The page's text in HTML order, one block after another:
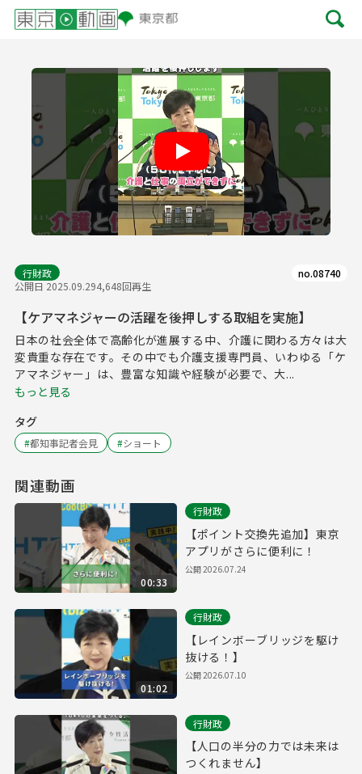
Play
行財政
公開日 2025.09.294,648回再生
no.08740
【ケアマネジャーの活躍を後押しする取組を実施】
日本の社会全体で高齢化が進展する中、介護に関わる方々は大
変貴重な存在です。その中でも介護支援専門員、いわゆる「ケ
アマネジャー」は、豊富な知識や経験が必要で、大...
もっと見る
タグ
#都知事記者会見 #ショート
関連動画
00:33
行財政
【ポイント交換先追加】東京
アプリがさらに便利に！
公開2026.07.24
01:02
行財政
【レインボーブリッジを駆け
抜ける！】
公開2026.07.10
行財政
【人口の半分の力では未来は
つくれません】